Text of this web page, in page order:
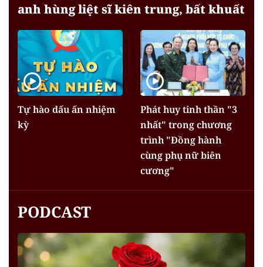
anh hùng liệt sĩ kiên trung, bất khuất
Tự hào dấu ấn nhiệm
kỳ
Phát huy tinh thần "3
nhất" trong chương
trình "Đồng hành
cùng phụ nữ biên
cương"
PODCAST